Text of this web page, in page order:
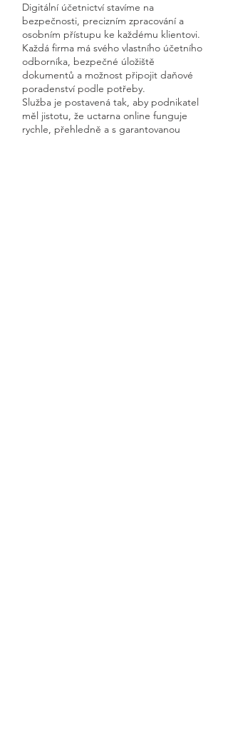
Digitální účetnictví stavíme na
bezpečnosti, precizním zpracování a
osobním přístupu ke každému klientovi.
Každá firma má svého vlastního účetního
odborníka, bezpečné úložiště
dokumentů a možnost připojit daňové
poradenství podle potřeby.
Služba je postavená tak, aby podnikatel
měl jistotu, že uctarna online funguje
rychle, přehledně a s garantovanou